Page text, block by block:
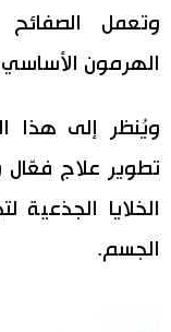
طوكيو
إعلان
وتعمل الصفائح
الهرمون
ويُنظر إلى هذا
تطوير علاج
الخلايا الجذعية
الجسم.